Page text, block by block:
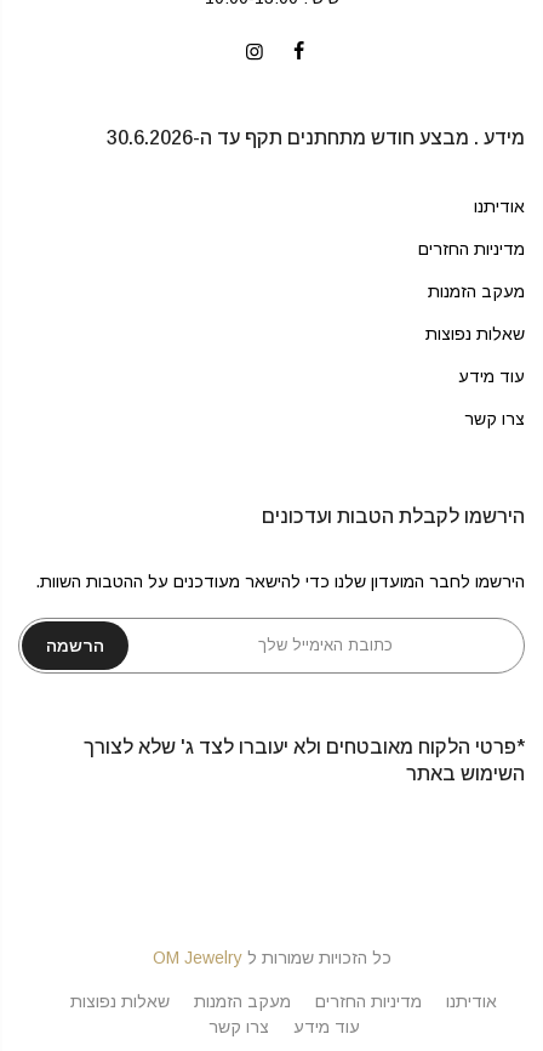
מידע . מבצע חודש מתחתנים תקף עד ה-30.6.2026
אודיתנו
מדיניות החזרים
מעקב הזמנות
שאלות נפוצות
עוד מידע
צרו קשר
הירשמו לקבלת הטבות ועדכונים
הירשמו לחבר המועדון שלנו כדי להישאר מעודכנים על ההטבות השוות.
הרשמה
*פרטי הלקוח מאובטחים ולא יעוברו לצד ג' שלא לצורך
השימוש באתר
כל הזכויות שמורות לOM Jewelry
אודיתנו מדיניות החזרים מעקב הזמנות
שאלות נפוצות
עוד מידע
צרו קשר